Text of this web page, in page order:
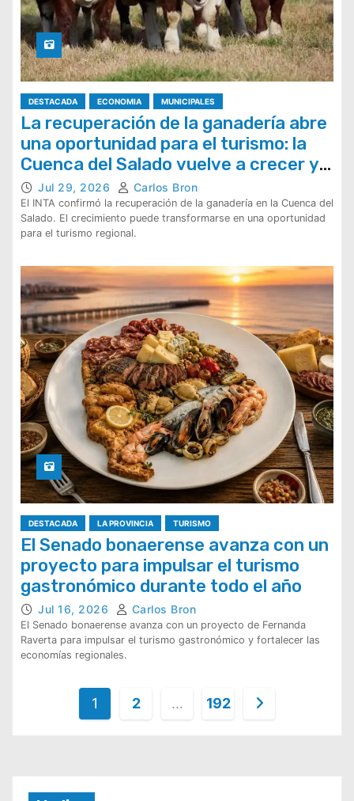
DESTACADA ECONOMIA MUNICIPALES
La recuperación de la ganadería abre
una oportunidad para el turismo: la
Cuenca del Salado vuelve a crecer y
La Costa tiene un mercado para
conquistar
Jul 29, 2026 Carlos Bron
El INTA confirmó la recuperación de la ganadería en la Cuenca del
Salado. El crecimiento puede transformarse en una oportunidad
para el turismo regional.
DESTACADA LA PROVINCIA TURISMO
El Senado bonaerense avanza con un
proyecto para impulsar el turismo
gastronómico durante todo el año
Jul 16, 2026 Carlos Bron
El Senado bonaerense avanza con un proyecto de Fernanda
Raverta para impulsar el turismo gastronómico y fortalecer las
economías regionales.
a
n
1 2 … 192